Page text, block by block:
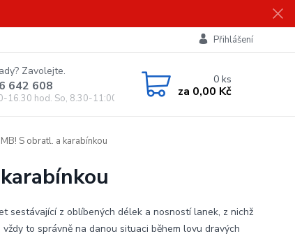
Přihlášení
Zavolejte.
642 608
16.30 hod. So, 8.30-11:00 hod.)
0ks
za 0,00 Kč
S obratl. a karabínkou
sestávající z oblíbených délek a nosností lanek, z nichž
vždy to správně na danou situaci během lovu dravých